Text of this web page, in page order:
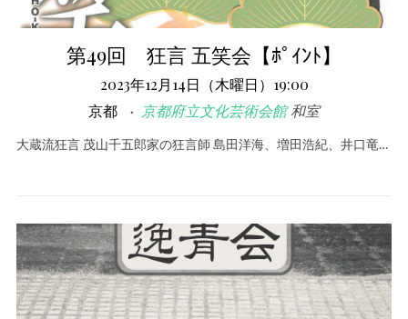
第49回 狂言 五笑会【ﾎﾟｲﾝﾄ】
2023年12月14日（木曜日）19:00
京都
京都府立文化芸術会館和室
大蔵流狂言 茂山千五郎家の狂言師 島田洋海、増田浩紀、井口竜…